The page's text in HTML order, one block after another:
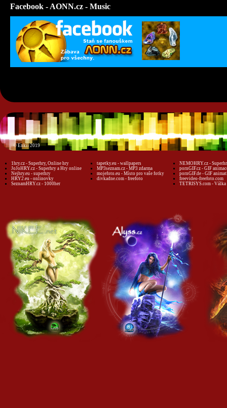
Facebook - AONN.cz - Music
© Enkii 2019
1hry.cz - Superhry, Online hry
JoJoHRY.cz - Superhry a Hry online
Nejhry.eu - superhry
HRY2.eu - onlinovky
SeznamHRY.cz - 1000her
tapetky.eu - wallpapers
MP3seznam.cz - MP3 zdarma
mojefoto.eu - Místo pro vaše fotky
divkadne.com - freefoto
NEMOHRY.cz -
pornGIF.cz - GIF
pornGIF.de - GIF
freevideo-freefoto.com
TETRISYS.com - Válka